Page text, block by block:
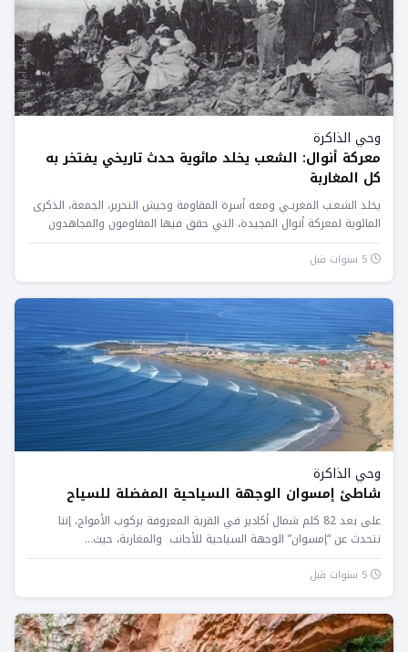
وحي الذاكرة
معركة أنوال: الشعب يخلد مائوية حدث تاريخي يفتخر به
كل المغاربة
يخلد الشعـب المغربـي ومعه أسرة المقاومة وجيش التحرير، الجمعة، الذكرى
المائوية لمعركة أنوال المجيدة، التي حقق فيها المقاومون والمجاهدون
المغاربة...
وحي الذاكرة
شاطئ إمسوان الوجهة السياحية المفضلة للسياح
على بعد 82 كلم شمال أكادير في القرية المعروفة بركوب الأمواج، إننا
نتحدث عن “إمسوان” الوجهة السياحية للأجانب والمغاربة، حيث...